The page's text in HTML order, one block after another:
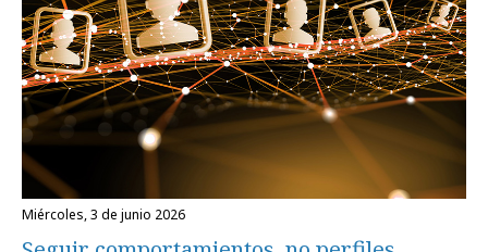
miércoles, 3 de junio 2026